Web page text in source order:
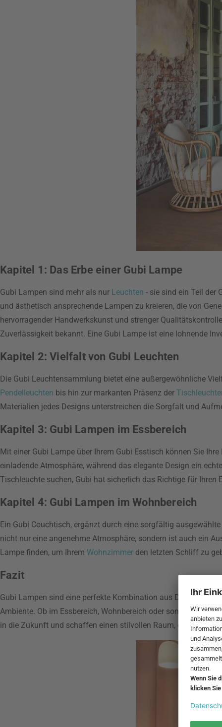
Kapitel 1: Das Erbe einer Gubi Lampe
Gubi Lampen sind mehr als nur Leuchten - sie sind ein Teil der
und ästhetisch ansprechende Lampen zu kreieren, die von
hervorragender Handwerkskunst und strenger
Zuverlässigkeit bekannt. Eine Gubi Lampe ist eine lohnende
Kapitel 2: Vielfalt von Gubi Leuchten
Die Gubi Leuchtensammlung bietet eine außergewöhnliche
Pendelleuchten bis hin zur markanten Präsenz der
Materialien jedes Designs unterstreichen die Sorgfalt und
Kapitel 3: Gubi Lampen im Essbereich
Mit einer Gubi Lampe über Ihrem Gubi Esstisch können Sie
einladende Atmosphäre, während das elegante Design ein
Tischleuchte suchen, Gubi hat sicherlich das Richtige für Ihren
Kapitel 4: Gubi Lampen im Wohnbereich
Ein Gubi Couchtisch, ergänzt durch eine sorgfältig
nicht nur eine angenehme Atmosphäre, sondern ist auch ein
Lampe finden, um Ihrem Wohnzimmer den letzten Schliff zu
Fazit
Gubi Lampen sind eine perfekte Kombination aus Design,
Ambiente. Ob im Essbereich, Wohnbereich oder sonst wo -
in die Zukunft und schaffen einen stilvollen Raum, der über